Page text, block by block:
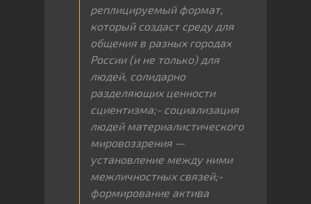
реплицируемый формат,
который создаст среду для
общения в разных городах
России (и не только) для
людей, солидарно
разделяющих ценности
сциентизма;- социализация
людей материалистического
мировоззрения —
установление между ними
межличностных связей;-
формирование актива